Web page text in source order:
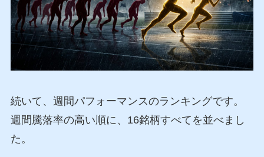
続いて、週間パフォーマンスのランキングです。
週間騰落率の高い順に、16銘柄すべてを並べまし
た。